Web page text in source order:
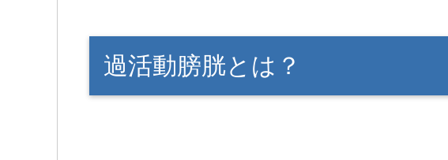
過活動膀胱とは？